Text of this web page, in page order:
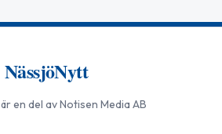
NässjöNytt
är en del av Notisen Media AB